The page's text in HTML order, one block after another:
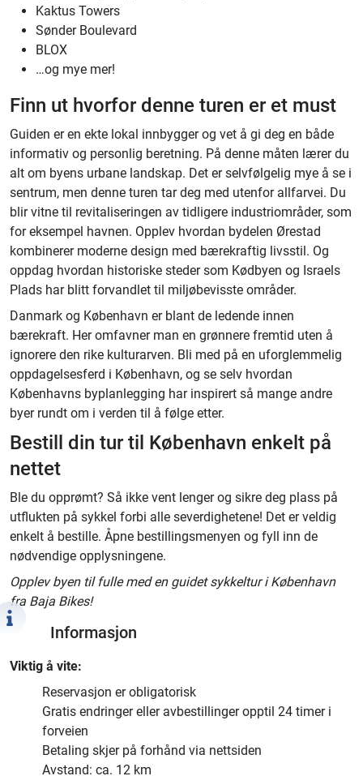
Kaktus Towers
Sønder Boulevard
BLOX
…og mye mer!
Finn ut hvorfor denne turen er et must
Guiden er en ekte lokal innbygger og vet å gi deg en både
informativ og personlig beretning. På denne måten lærer du
alt om byens urbane landskap. Det er selvfølgelig mye å se i
sentrum, men denne turen tar deg med utenfor allfarvei. Du
blir vitne til revitaliseringen av tidligere industriområder, som
for eksempel havnen. Opplev hvordan bydelen Ørestad
kombinerer moderne design med bærekraftig livsstil. Og
oppdag hvordan historiske steder som Kødbyen og Israels
Plads har blitt forvandlet til miljøbevisste områder.
Danmark og København er blant de ledende innen
bærekraft. Her omfavner man en grønnere fremtid uten å
ignorere den rike kulturarven. Bli med på en uforglemmelig
oppdagelsesferd i København, og se selv hvordan
Københavns byplanlegging har inspirert så mange andre
byer rundt om i verden til å følge etter.
Bestill din tur til København enkelt på
nettet
Ble du opprømt? Så ikke vent lenger og sikre deg plass på
utflukten på sykkel forbi alle severdighetene! Det er veldig
enkelt å bestille. Åpne bestillingsmenyen og fyll inn de
nødvendige opplysningene.
Opplev byen til fulle med en guidet sykkeltur i København
fra Baja Bikes!
Informasjon
Viktig å vite:
Reservasjon er obligatorisk
Gratis endringer eller avbestillinger opptil 24 timer i
forveien
Betaling skjer på forhånd via nettsiden
Avstand: ca. 12 km